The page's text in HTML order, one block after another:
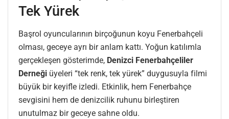
Tek Yürek
Başrol oyuncularının birçoğunun koyu Fenerbahçeli
olması, geceye ayrı bir anlam kattı. Yoğun katılımla
gerçekleşen gösterimde, Denizci Fenerbahçeliler
Derneği üyeleri “tek renk, tek yürek” duygusuyla filmi
büyük bir keyifle izledi. Etkinlik, hem Fenerbahçe
sevgisini hem de denizcilik ruhunu birleştiren
unutulmaz bir geceye sahne oldu.